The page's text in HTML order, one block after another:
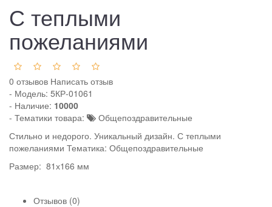
С теплыми
пожеланиями
0 отзывов Написать отзыв
- Модель: 5КР-01061
- Наличие: 10000
- Тематики товара:
Общепоздравительные
Стильно и недорого. Уникальный дизайн. С теплыми
пожеланиями Тематика: Общепоздравительные
Размер: 81х166 мм
Отзывов (0)